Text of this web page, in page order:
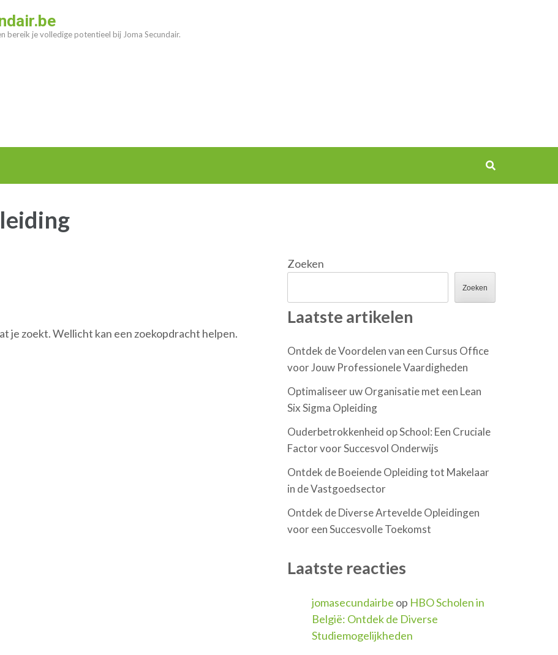
bereik je volledige potentieel bij Joma Secundair.
je zoekt. Wellicht kan een zoekopdracht helpen.
Zoeken
Zoeken
Laatste artikelen
Ontdek de Voordelen van een Cursus Office
voor Jouw Professionele Vaardigheden
Optimaliseer uw Organisatie met een Lean
Six Sigma Opleiding
Ouderbetrokkenheid op School: Een Cruciale
Factor voor Succesvol Onderwijs
Ontdek de Boeiende Opleiding tot Makelaar
in de Vastgoedsector
Ontdek de Diverse Artevelde Opleidingen
voor een Succesvolle Toekomst
Laatste reacties
jomasecundairbe op HBO Scholen in
België: Ontdek de Diverse
Studiemogelijkheden